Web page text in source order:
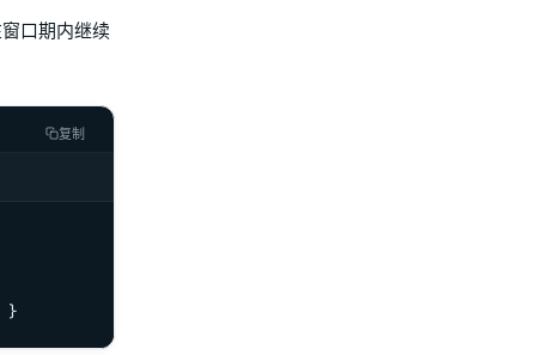
口期内继续
复制
}